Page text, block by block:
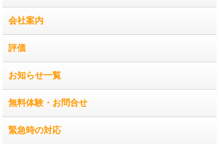
会社案内
評価
お知らせ一覧
無料体験・お問合せ
緊急時の対応